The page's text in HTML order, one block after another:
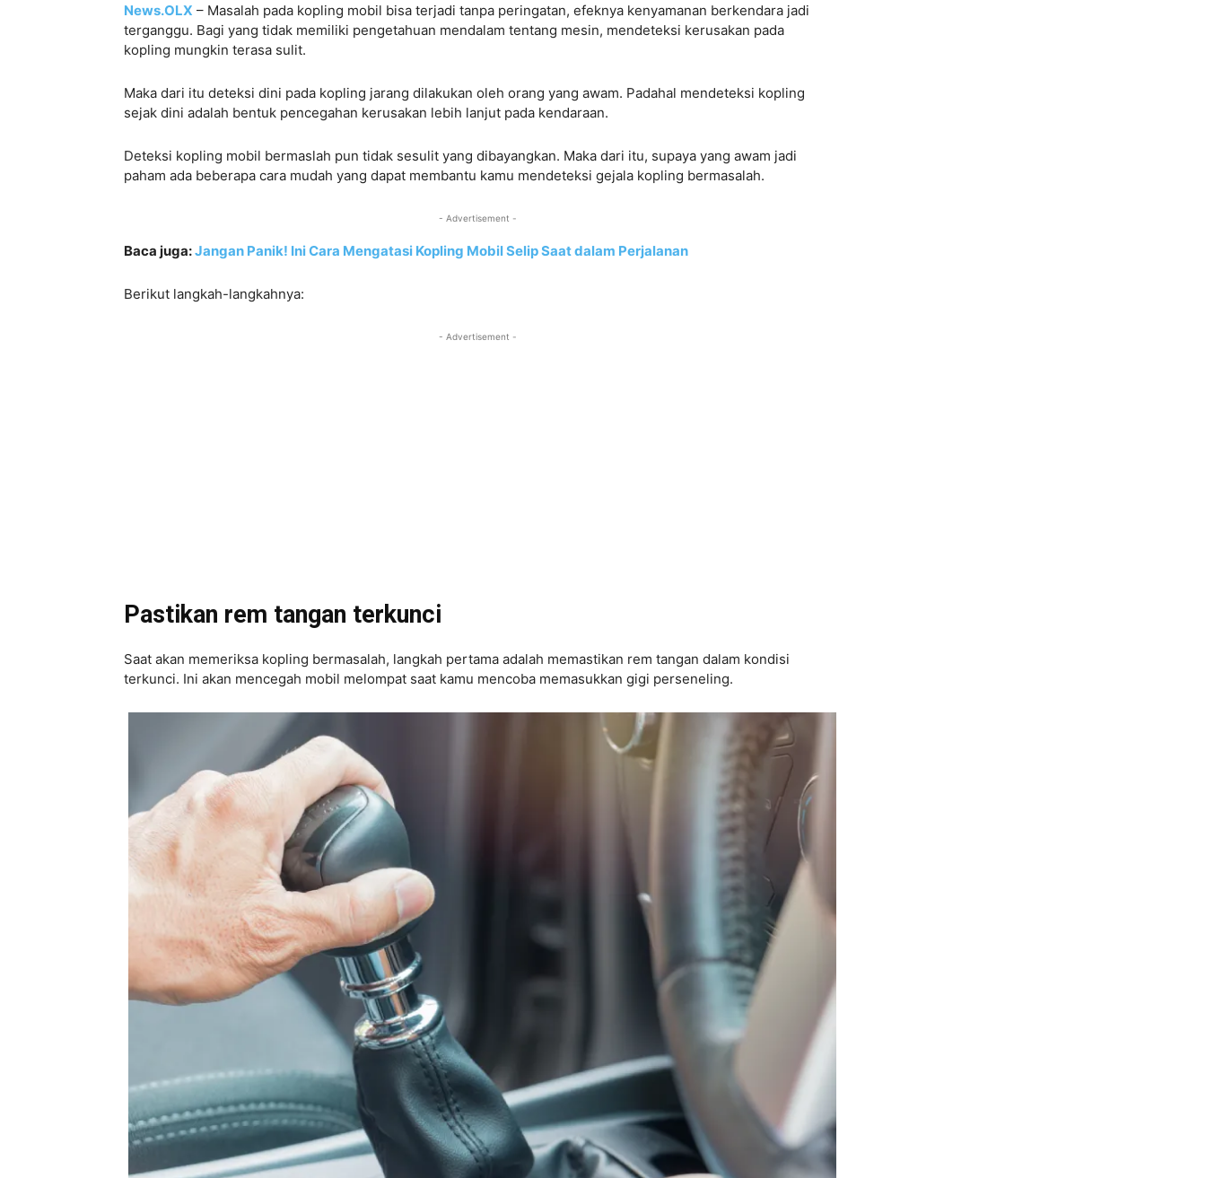
News.OLX – Masalah pada kopling mobil bisa terjadi tanpa peringatan, efeknya kenyamanan berkendara jadi
terganggu. Bagi yang tidak memiliki pengetahuan mendalam tentang mesin, mendeteksi kerusakan pada
kopling mungkin terasa sulit.
Maka dari itu deteksi dini pada kopling jarang dilakukan oleh orang yang awam. Padahal mendeteksi kopling
sejak dini adalah bentuk pencegahan kerusakan lebih lanjut pada kendaraan.
Deteksi kopling mobil bermaslah pun tidak sesulit yang dibayangkan. Maka dari itu, supaya yang awam jadi
paham ada beberapa cara mudah yang dapat membantu kamu mendeteksi gejala kopling bermasalah.
- Advertisement -
Baca juga:Jangan Panik! Ini Cara Mengatasi Kopling Mobil Selip Saat dalam Perjalanan
Berikut langkah-langkahnya:
- Advertisement -
Pastikan rem tangan terkunci
Saat akan memeriksa kopling bermasalah, langkah pertama adalah memastikan rem tangan dalam kondisi
terkunci. Ini akan mencegah mobil melompat saat kamu mencoba memasukkan gigi perseneling.